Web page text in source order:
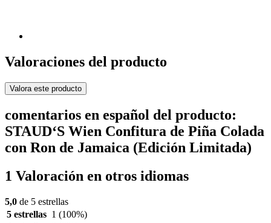
Valoraciones del producto
Valora este producto
comentarios en español del producto:
STAUD‘S Wien Confitura de Piña Colada
con Ron de Jamaica (Edición Limitada)
1 Valoración en otros idiomas
5,0 de 5 estrellas
5 estrellas 1 (100%)